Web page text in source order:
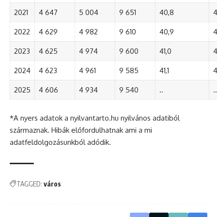
2021 4 647 5 004 9 651 40,8
2022 4 629 4 982 9 610 40,9
2023 4 625 4 974 9 600 41,0
2024 4 623 4 961 9 585 41,1
2025 4 606 4 934 9 540 .. ..
*A nyers adatok a nyilvantarto.hu nyilvános adatiból
származnak. Hibák előfordulhatnak ami a mi
adatfeldolgozásunkból adódik.
TAGGED: város